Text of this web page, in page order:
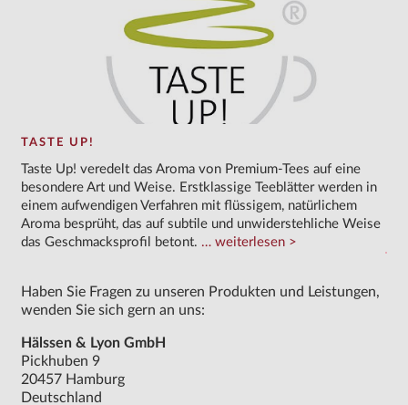
TASTE UP!
Taste Up! veredelt das Aroma von Premium-Tees auf eine
besondere Art und Weise. Erstklassige Teeblätter werden in
einem aufwendigen Verfahren mit flüssigem, natürlichem
Aroma besprüht, das auf subtile und unwiderstehliche Weise
das Geschmacksprofil betont.
weiterlesen
Haben Sie Fragen zu unseren Produkten und Leistungen,
wenden Sie sich gern an uns:
Hälssen & Lyon GmbH
Pickhuben 9
20457 Hamburg
Deutschland